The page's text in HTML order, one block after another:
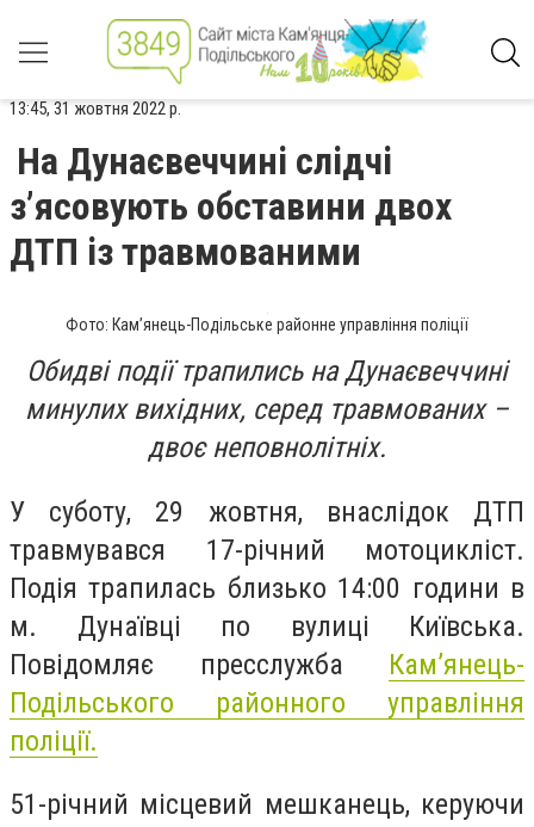
13:45, 31 жовтня 2022 р.
На Дунаєвеччині слідчі
з’ясовують обставини двох
ДТП із травмованими
Фото: Кам’янець-Подільське районне управління поліції
Обидві події трапились на Дунаєвеччині
минулих вихідних, серед травмованих –
двоє неповнолітніх.
У суботу, 29 жовтня, внаслідок ДТП
травмувався 17-річний мотоцикліст.
Подія трапилась близько 14:00 години в
м. Дунаївці по вулиці Київська.
Повідомляє пресслужба Кам’янець-
Подільського районного управління
поліції.
51-річний місцевий мешканець, керуючи